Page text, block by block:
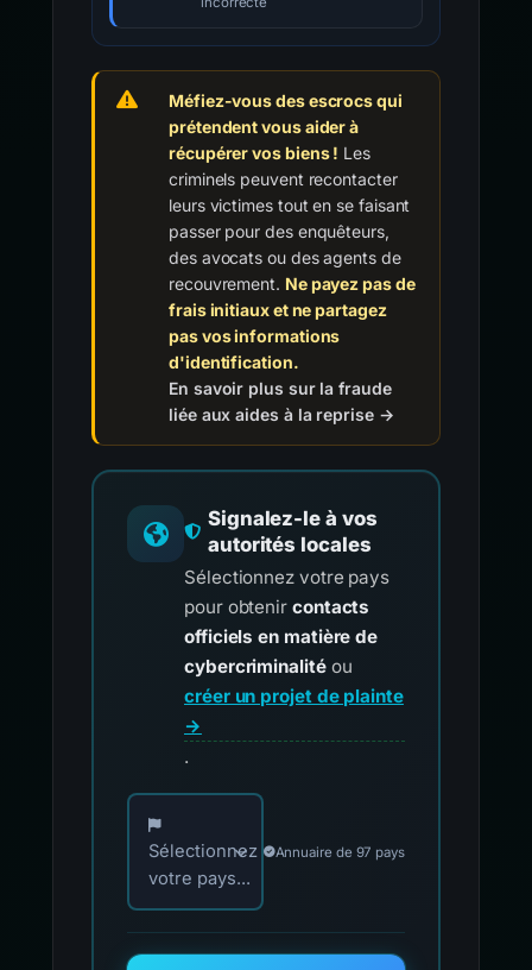
Méfiez-vous des escrocs qui
prétendent vous aider à
récupérer vos biens ! Les
criminels peuvent recontacter
leurs victimes tout en se faisant
passer pour des enquêteurs,
des avocats ou des agents de
recouvrement. Ne payez pas de
frais initiaux et ne partagez
pas vos informations
d'identification.
En savoir plus sur la fraude
liée aux aides à la reprise →
Signalez-le à vos
autorités locales
Sélectionnez votre pays
pour obtenir contacts
officiels en matière de
cybercriminalitéou
créer un projet de plainte
→
.
Choisissez votre pays pour les contacts
Sélectionnez
votre pays...
Annuaire de 97 pays